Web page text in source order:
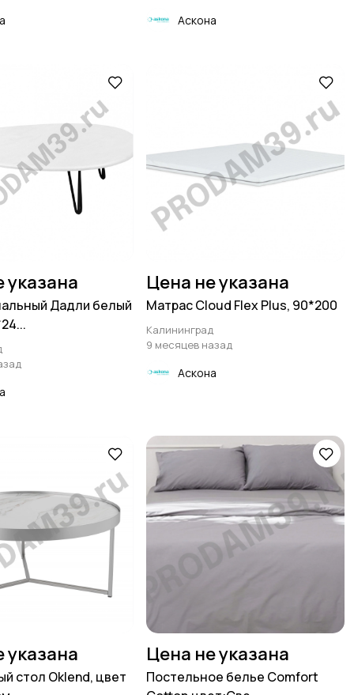
Аскона
указана
Дадли белый
Цена не указана
Матрас Cloud Flex Plus, 90*200
Калининград
9 месяцев назад
Аскона
указана
стол Oklend, цвет
Цена не указана
Постельное белье Comfort